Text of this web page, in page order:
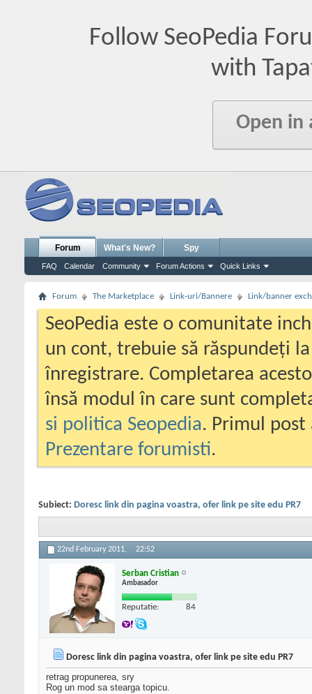
Follow SeoPedia
with
Open in
Forum
FAQ Calendar Community Forum Actions Quick Links
What's New? Spy
Forum The Marketplace Link-uri/Bannere Link/banner
SeoPedia este o comunitate
un cont, trebuie să răspundeți
înregistrare. Completarea
însă modul în care sunt
si politica Seopedia. Primul
Prezentare forumisti.
Subiect: Doresc link din pagina voastra, ofer link pe site edu PR7
22nd February 2011, 22:52
Serban Cristian
Ambasador
Reputatie: 84
Doresc link din pagina voastra, ofer link pe site edu PR7
retrag propunerea, sry
Rog un mod sa stearga topicu.